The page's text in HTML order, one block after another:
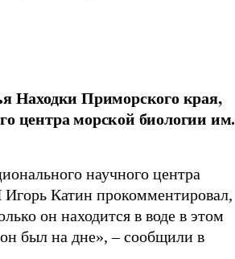
Находки Приморского края,
центра морской биологии им.
научного центра
Катин прокомментировал,
он находится в воде в этом
был на дне», – сообщили в